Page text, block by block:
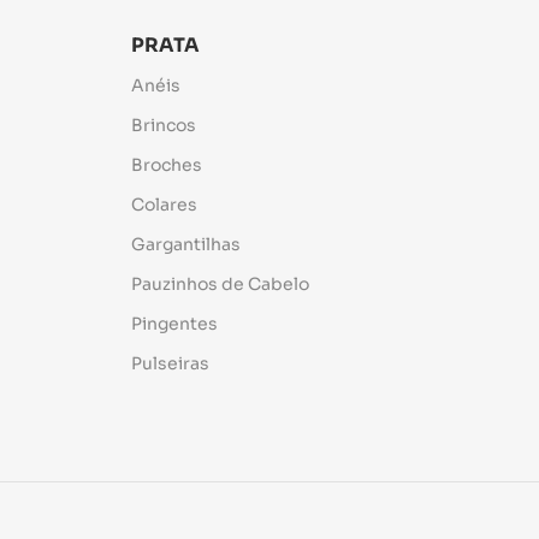
PRATA
Anéis
Brincos
Broches
Colares
Gargantilhas
Pauzinhos de Cabelo
Pingentes
Pulseiras